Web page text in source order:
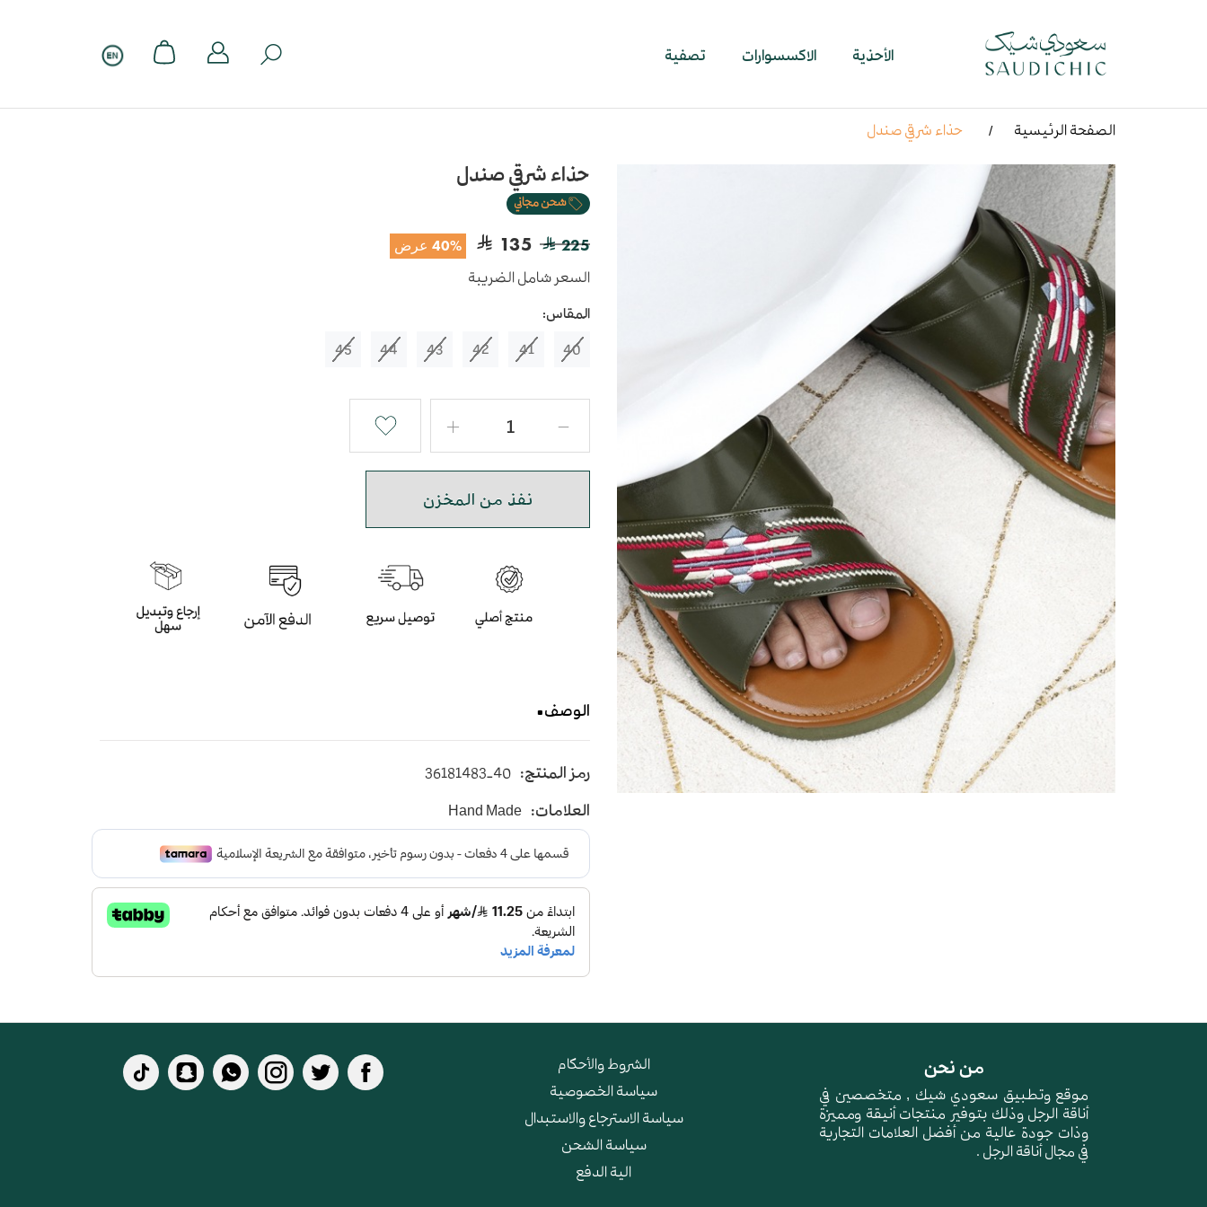
الأحذية الاكسسوارات تصفية
الصفحة الرئيسية حذاء شرقي صندل
حذاء شرقي صندل
شحن مجاني
225
135 40% عرض
السعر شامل الضريبة
المقاس:
40
41
42
43
44
45
نفذ من المخزن
الوصف
يأتي بأرضية متوسطة الإرتفاع باللون الزيتي
و طبقة اسفنجية عالية الجودة لتعطي شعور بالراحة ومقاومة الإنزلاق و التآكل
رمز المنتج: 36181483-40
العلامات: Hand Made
من نحن
موقع وتطبيق سعودي شيك , متخصصين في
أناقة الرجل وذلك بتوفير منتجات أنيقة ومميزة
وذات جودة عالية من أفضل العلامات التجارية
في مجال أناقة الرجل .
الشروط والأحكام
سياسة الخصوصية
سياسة الاسترجاع والاستبدال
سياسة الشحن
الية الدفع